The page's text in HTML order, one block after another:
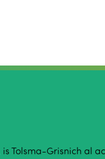
Tolsma-Grisnich al